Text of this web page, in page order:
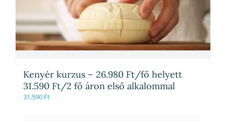
Kenyér kurzus – 26.980 Ft/fő helyett
31.590 Ft/2 fő áron első alkalommal
31,590 Ft